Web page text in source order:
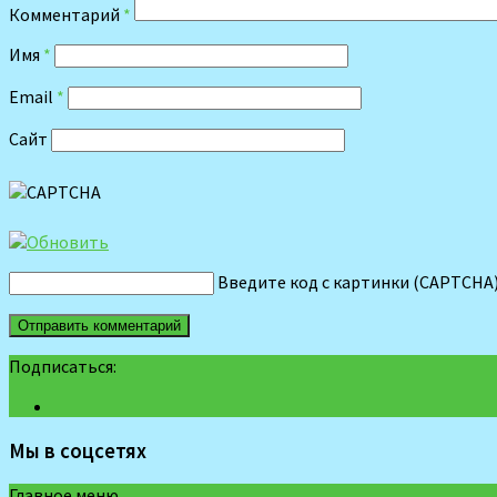
Комментарий *
Имя *
Email *
Сайт
Введите код с картинки
Подписаться:
Мы в соцсетях